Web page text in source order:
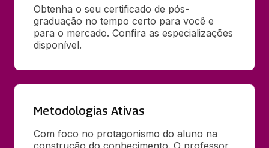
Obtenha o seu certificado de pós-
graduação no tempo certo para você e
para o mercado. Confira as especializações
disponível.
Metodologias Ativas
Com foco no protagonismo do aluno na
construção do conhecimento. O professor